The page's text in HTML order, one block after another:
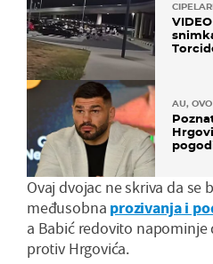
AU,
Ovaj dvojac ne skriva da se
međusobna prozivanja i
a Babić redovito
protiv Hrgovića.